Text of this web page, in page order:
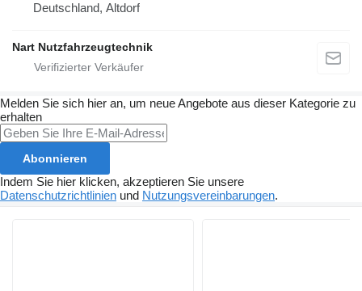
Deutschland, Altdorf
Nart Nutzfahrzeugtechnik
Melden Sie sich hier an, um neue Angebote aus dieser Kategorie zu
erhalten
Abonnieren
Indem Sie hier klicken, akzeptieren Sie unsere
Datenschutzrichtlinien und Nutzungsvereinbarungen.